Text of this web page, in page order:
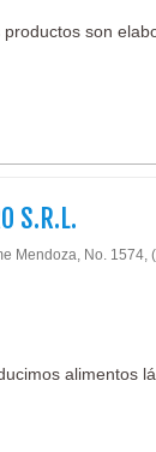
son
S.R.L.
Mendoza, No. 1574,
alimentos